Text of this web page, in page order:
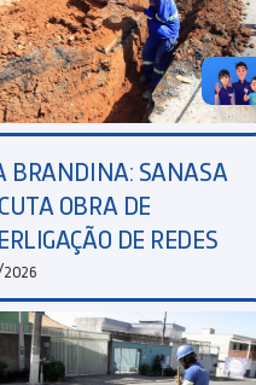
BRANDINA: SANASA
OBRA DE
DE REDES